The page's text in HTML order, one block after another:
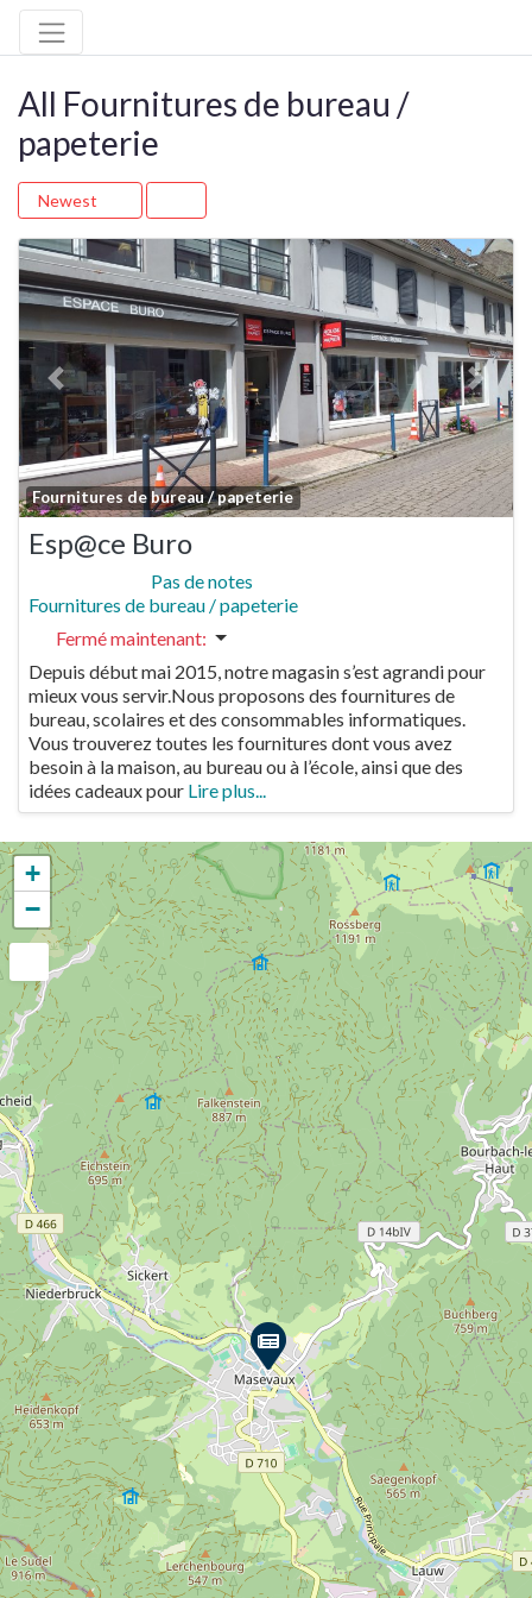
All Fournitures de bureau /
papeterie
Newest
Fournitures de bureau / papeterie
Previous Next
Esp@ce Buro
Pas de notes
Fournitures de bureau / papeterie
Fermé maintenant:
Depuis début mai 2015, notre magasin s’est agrandi pour
mieux vous servir.Nous proposons des fournitures de
bureau, scolaires et des consommables informatiques.
Vous trouverez toutes les fournitures dont vous avez
besoin à la maison, au bureau ou à l’école, ainsi que des
idées cadeaux pour Lire plus...
+
−